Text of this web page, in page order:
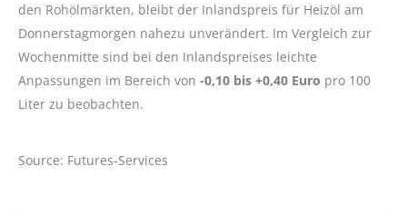
den Rohölmärkten, bleibt der Inlandspreis für Heizöl am
Donnerstagmorgen nahezu unverändert. Im Vergleich zur
Wochenmitte sind bei den Inlandspreises leichte
Anpassungen im Bereich von -0,10 bis +0,40 Euro pro 100
Liter zu beobachten.
Source: Futures-Services